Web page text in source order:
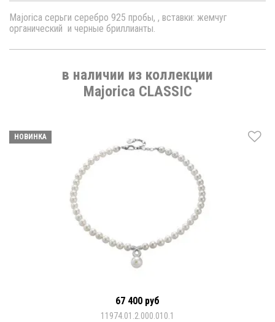
Majorica серьги серебро 925 пробы, , вставки: жемчуг
органический и черные бриллианты.
в наличии из коллекции
Majorica CLASSIC
НОВИНКА
67 400 руб
11974.01.2.000.010.1